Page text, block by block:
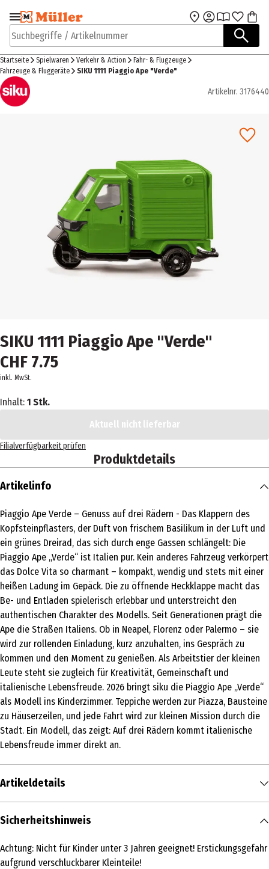
Zur Navigation
springen
Zum Hauptinhalt
Suchbegriffe / Artikelnummer
Startseite Spielwaren Verkehr & Action
Fahr- & Flugzeuge
Fahrzeuge & Fluggeräte
SIKU 1111 Piaggio Ape "Verde"
Artikelnr. 3176440
SIKU 1111 Piaggio Ape "Verde"
CHF 7.75
inkl. MwSt.
Inhalt: 1 Stk.
Aktuell nicht lieferbar
Filialverfügbarkeit prüfen
Produktdetails
Artikelinfo
Piaggio Ape Verde – Genuss auf drei Rädern - Das Klappern des
Kopfsteinpflasters, der Duft von frischem Basilikum in der Luft und
ein grünes Dreirad, das sich durch enge Gassen schlängelt: Die
Piaggio Ape „Verde“ ist Italien pur. Kein anderes Fahrzeug verkörpert
das Dolce Vita so charmant – kompakt, wendig und stets mit einer
heißen Ladung im Gepäck. Die zu öffnende Heckklappe macht das
Be- und Entladen spielerisch erlebbar und unterstreicht den
authentischen Charakter des Modells. Seit Generationen prägt die
Ape die Straßen Italiens. Ob in Neapel, Florenz oder Palermo – sie
wird zur rollenden Einladung, kurz anzuhalten, ins Gespräch zu
kommen und den Moment zu genießen. Als Arbeitstier der kleinen
Leute steht sie zugleich für Kreativität, Gemeinschaft und
italienische Lebensfreude. 2026 bringt siku die Piaggio Ape „Verde“
als Modell ins Kinderzimmer. Teppiche werden zur Piazza, Bausteine
zu Häuserzeilen, und jede Fahrt wird zur kleinen Mission durch die
Stadt. Ein Modell, das zeigt: Auf drei Rädern kommt italienische
Lebensfreude immer direkt an.
Artikeldetails
Inhalt
Produkttyp
Sicherheitshinweis
Achtung: Nicht für Kinder unter 3 Jahren geeignet! Erstickungsgefahr
aufgrund verschluckbarer Kleinteile!